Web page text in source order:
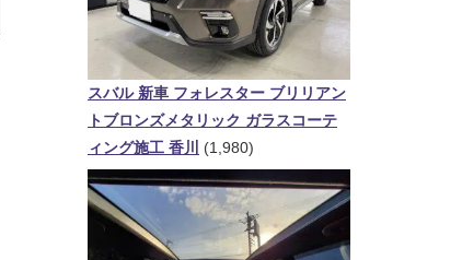
スバル 新車 フォレスター ブリリアン
トブロンズメタリック ガラスコーテ
ィング施工 香川
(1,980)